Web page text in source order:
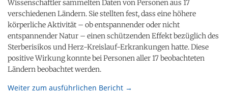
Wissenschaftler sammelten Daten von Personen aus 17
verschiedenen Ländern. Sie stellten fest, dass eine höhere
körperliche Aktivität – ob entspannender oder nicht
entspannender Natur – einen schützenden Effekt bezüglich des
Sterberisikos und Herz-Kreislauf-Erkrankungen hatte. Diese
positive Wirkung konnte bei Personen aller 17 beobachteten
Ländern beobachtet werden.
Weiter zum ausführlichen Bericht →